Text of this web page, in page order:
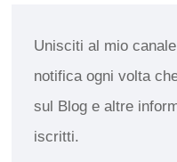
Unisciti al mio canale
notifica ogni volta
sul Blog e altre
iscritti.